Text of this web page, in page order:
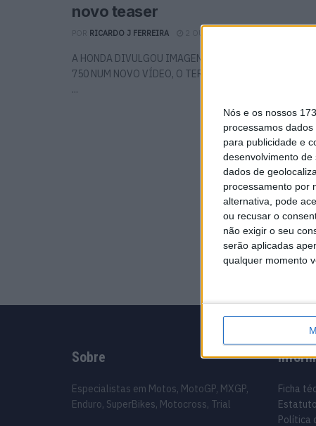
Nós e os nossos
processamos
para publicidade e
desenvolvimento de
dados de
processamento por
alternativa, pode
ou recusar o
não exigir o seu
serão aplicadas
qualquer momento
novo teaser
RICARDO J FERREIRA
A HONDA DIVULGOU IMAGENS MAIS CLARAS DA MAXI-
750 NUM NOVO VÍDEO, O TERCEIRO TEASER ONDE HÁ
...
Sobre
Especialistas em Motos, MotoGP, MXGP,
Enduro, SuperBikes, Motocross, Trial
Ficha
Política